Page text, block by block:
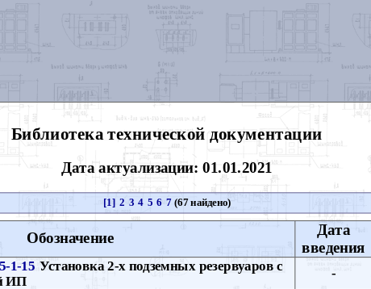
Библиотека технической документации
Дата актуализации: 01.01.2021
[1] 2 3 4 5 6 7 (67 найдено)
Обозначение
Дата
введения
1-15 Установка 2-х подземных резервуаров с
ИП
-